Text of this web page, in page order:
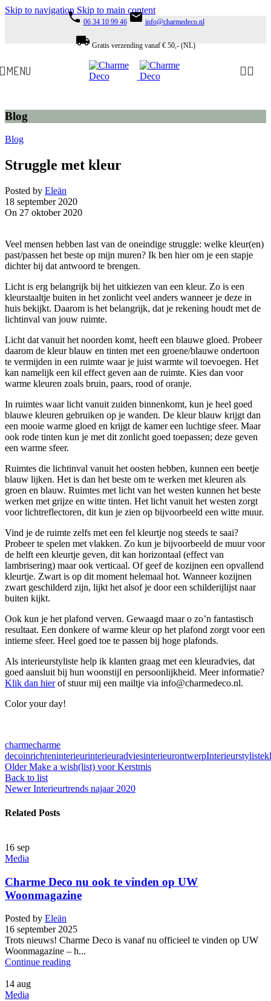
Skip to navigation Skip to main content
phone 06 34 10 99 46 email info@charmedeco.nl
local_shipping Gratis verzending vanaf € 50,- (NL)
MENU
Blog
Blog
Struggle met kleur
Posted by Eleän
18 september 2020
On 27 oktober 2020
Veel mensen hebben last van de oneindige struggle: welke kleur(en)
past/passen het beste op mijn muren? Ik ben hier om je een stapje
dichter bij dat antwoord te brengen.
Licht is erg belangrijk bij het uitkiezen van een kleur. Zo is een
kleurstaaltje buiten in het zonlicht veel anders wanneer je deze in
huis bekijkt. Daarom is het belangrijk, dat je rekening houdt met de
lichtinval van jouw ruimte.
Licht dat vanuit het noorden komt, heeft een blauwe gloed. Probeer
daarom de kleur blauw en tinten met een groene/blauwe ondertoon
te vermijden in een ruimte waar je juist warmte wil toevoegen. Het
kan namelijk een kil effect geven aan de ruimte. Kies dan voor
warme kleuren zoals bruin, paars, rood of oranje.
In ruimtes waar licht vanuit zuiden binnenkomt, kun je heel goed
blauwe kleuren gebruiken op je wanden. De kleur blauw krijgt dan
een mooie warme gloed en krijgt de kamer een luchtige sfeer. Maar
ook rode tinten kun je met dit zonlicht goed toepassen; deze geven
een warme sfeer.
Ruimtes die lichtinval vanuit het oosten hebben, kunnen een beetje
blauw lijken. Het is dan het beste om te werken met kleuren als
groen en blauw. Ruimtes met licht van het westen kunnen het beste
werken met grijze en witte tinten. Het licht vanuit het westen zorgt
voor lichtreflectoren, dit kun je zien op bijvoorbeeld een witte muur.
Vind je de ruimte zelfs met een fel kleurtje nog steeds te saai?
Probeer te spelen met vlakken. Zo kun je bijvoorbeeld de muur voor
de helft een kleurtje geven, dit kan horizontaal (effect van
lambrisering) maar ook verticaal. Of geef de kozijnen een opvallend
kleurtje. Zwart is op dit moment helemaal hot. Wanneer kozijnen
zwart geschilderd zijn, lijkt het alsof je door een schilderijlijst naar
buiten kijkt.
Ook kun je het plafond verven. Gewaagd maar o zo’n fantastisch
resultaat. Een donkere of warme kleur op het plafond zorgt voor een
intieme sfeer. Heel goed toe te passen bij hoge plafonds.
Als interieurstyliste help ik klanten graag met een kleuradvies, dat
goed aansluit bij hun woonstijl en persoonlijkheid. Meer informatie?
Klik dan hierof stuur mij een mailtje via info@charmedeco.nl.
Color your day!
charmecharme
decoinrichteninterieurinterieuradviesinterieurontwerpInterieurstyliste
Older Make a wish(list) voor Kerstmis
Back to list
Newer Interieurtrends najaar 2020
Related Posts
16 sep
Media
Charme Deco nu ook te vinden op UW
Woonmagazine
Posted by Eleän
16 september 2025
Trots nieuws! Charme Deco is vanaf nu officieel te vinden op UW
Woonmagazine – h...
Continue reading
14 aug
Media